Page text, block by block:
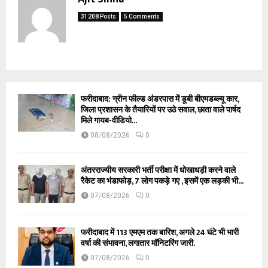
31208 Posts 5 Comments
फरीदाबाद: ग्रीन फील्ड अंडरपास में डूबी बीएमडब्ल्यू कार,
जिला प्रशासन के तैयारियों पर उठे सवाल, छाता वाले पार्षद
मिले गायब-वीडियो...
08/08/2026 0
अंतरराज्यीय सरकारी भर्ती परीक्षा में धोखाधड़ी करने वाले
रैकेट का भंडाफोड़, 7 लोग पकड़े गए , इसमें एक लड़की भी...
07/08/2026 0
फरीदाबाद में 113 एमएम तक बारिश, अगले 24 घंटे भी भारी
वर्षा की संभावना, लगातार मॉनिटरिंग जारी.
07/08/2026 0